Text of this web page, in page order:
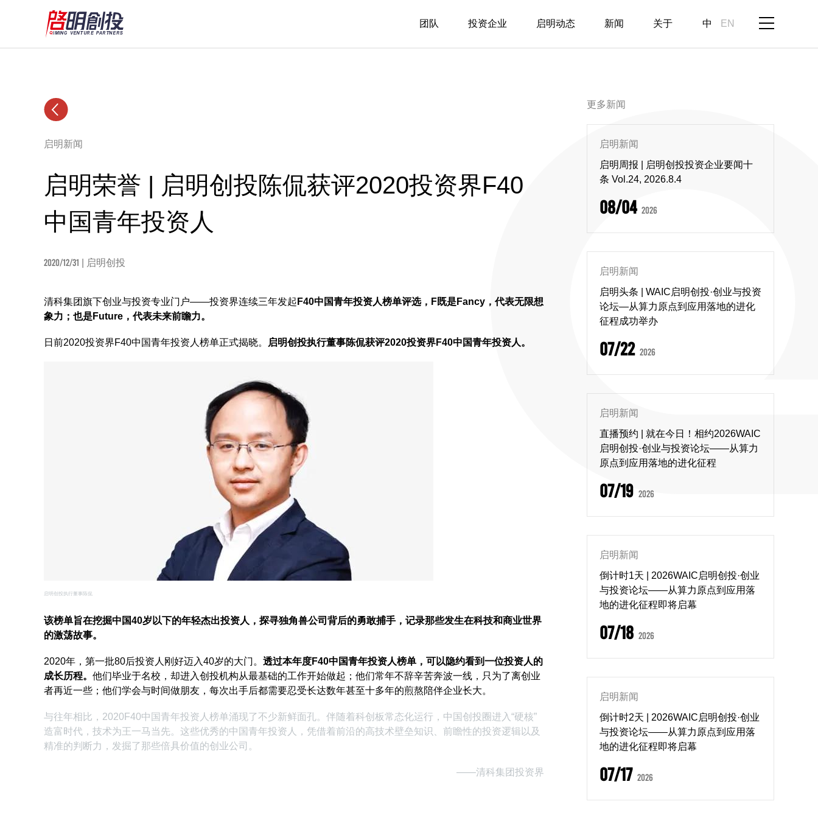
中 EN
团队 投资企业 启明动态 新闻 关于
启明新闻
启明荣誉 | ​启明创投陈侃获评2020投资界F40
中国青年投资人
2020/12/31 | 启明创投
清科集团旗下创业与投资专业门户——投资界连续三年发起 F40中国青年投资人榜单评选，F既是Fancy，代表无限想
象力；也是Future，代表未来前瞻力。
日前2020投资界F40中国青年投资人榜单正式揭晓。 启明创投执行董事陈侃获评2020投资界F40中国青年投资人。
启明创投执行董事陈侃
该榜单旨在挖掘中国40岁以下的年轻杰出投资人，探寻独角兽公司背后的勇敢捕手，记录那些发生在科技和商业世界
的激荡故事。
2020年，第一批80后投资人刚好迈入40岁的大门。 透过本年度F40中国青年投资人榜单，可以隐约看到一位投资人的
成长历程。 他们毕业于名校，却进入创投机构从最基础的工作开始做起；他们常年不辞辛苦奔波一线，只为了离创业
者再近一些；他们学会与时间做朋友，每次出手后都需要忍受长达数年甚至十多年的煎熬陪伴企业长大。
与往年相比，2020F40中国青年投资人榜单涌现了不少新鲜面孔。伴随着科创板常态化运行，中国创投圈进入“硬核”
造富时代，技术为王一马当先。这些优秀的中国青年投资人，凭借着前沿的高技术壁垒知识、前瞻性的投资逻辑以及
精准的判断力，发掘了那些倍具价值的创业公司。
——清科集团投资界
更多新闻
启明新闻
启明周报 | 启明创投投资企业要闻十
条 Vol.24, 2026.8.4
08/04 2026
启明新闻
启明头条 | WAIC启明创投·创业与投资
论坛—从算力原点到应用落地的进化
征程成功举办
07/22 2026
启明新闻
直播预约 | 就在今日！相约2026WAIC
启明创投·创业与投资论坛——从算力
原点到应用落地的进化征程
07/19 2026
启明新闻
倒计时1天 | 2026WAIC启明创投·创业
与投资论坛——从算力原点到应用落
地的进化征程即将启幕
07/18 2026
启明新闻
倒计时2天 | 2026WAIC启明创投·创业
与投资论坛——从算力原点到应用落
地的进化征程即将启幕
07/17 2026